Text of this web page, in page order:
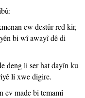
ew destûr red kir,
bi wî awayî dê di
deng li ser hat dayîn ku
li xwe digire.
ev made bi temamî